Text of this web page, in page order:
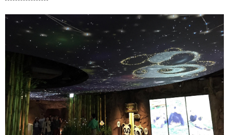
마침 전시장은 제법 어둡게 처리될 예정이었기 때문에 공간을
판다 캐릭터는 반짝이는 별들 사이에서 마치 하나의 별자리
판다의 일상과 행태를 소개하기 위한 여러 조형물들은 주로